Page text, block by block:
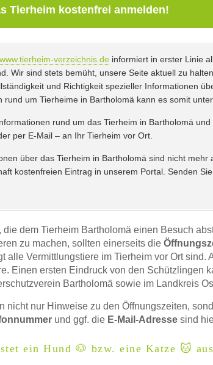
Absenden der Daten akzeptiere ich dieAGB`s
Tierheim kostenfrei anmelden!
Name*
E-Mail*
*
www.tierheim-verzeichnis.de informiert in erster Linie
Wir sind stets bemüht, unsere Seite aktuell zu
und Richtigkeit spezieller Informationen
rund um Tierheime in Bartholomä kann es somit
rund um das Tierheim in Bartholomä
per E-Mail – an Ihr Tierheim vor Ort.
über das Tierheim in Bartholomä sind nicht
kostenfreien Eintrag in unserem Portal. Senden
dem Tierheim Bartholomä einen Besuch
zu machen, sollten einerseits die
alle Vermittlungstiere im Tierheim vor Ort
Einen ersten Eindruck von den Schützlingen
Bartholomä sowie im Landkreis
nicht nur Hinweise zu den Öffnungszeiten,
und ggf. die E-Mail-Adresse sind
ein Hund 🐶 bzw. eine Katze 🐱